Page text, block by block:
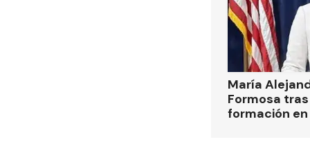
María
Formosa
formación